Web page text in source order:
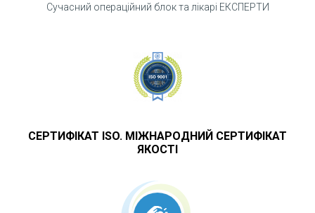
Сучасний операційний блок та лікарі ЕКСПЕРТИ
СЕРТИФІКАТ ISO. МІЖНАРОДНИЙ СЕРТИФІКАТ
ЯКОСТІ